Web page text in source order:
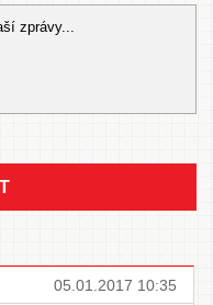
05.01.2017 10:35